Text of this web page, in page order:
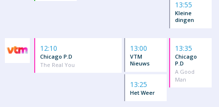
13:55
Kleine
dingen
12:10
Chicago P.D
The Real You
13:00
VTM
Nieuws
13:25
Het Weer
13:35
Chicago
P.D
A Good
Man